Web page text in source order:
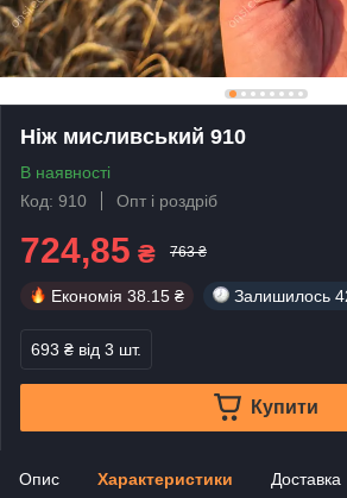
Ніж мисливський 910
В наявності
Код: 910
Опт і роздріб
724,85 ₴ 763 ₴
Економія 38.15 ₴ Залишилось
693 ₴ від 3 шт.
Купити
Опис Характеристики Доставка